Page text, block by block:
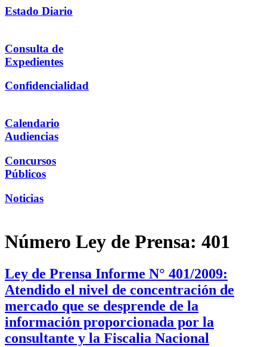
Estado Diario
Consulta de
Expedientes
Confidencialidad
Calendario
Audiencias
Concursos
Públicos
Noticias
Número Ley de Prensa: 401
Ley de Prensa Informe N° 401/2009:
Atendido el nivel de concentración de
mercado que se desprende de la
información proporcionada por la
consultante y la Fiscalia Nacional